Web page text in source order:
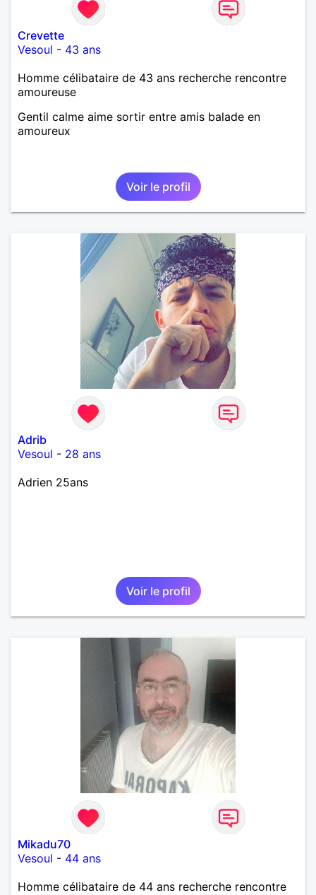
Crevette
Vesoul - 43 ans
Homme célibataire de 43 ans recherche rencontre
amoureuse
Gentil calme aime sortir entre amis balade en
amoureux
Voir le profil
Adrib
Vesoul - 28 ans
Adrien 25ans
Voir le profil
Mikadu70
Vesoul - 44 ans
Homme célibataire de 44 ans recherche rencontre